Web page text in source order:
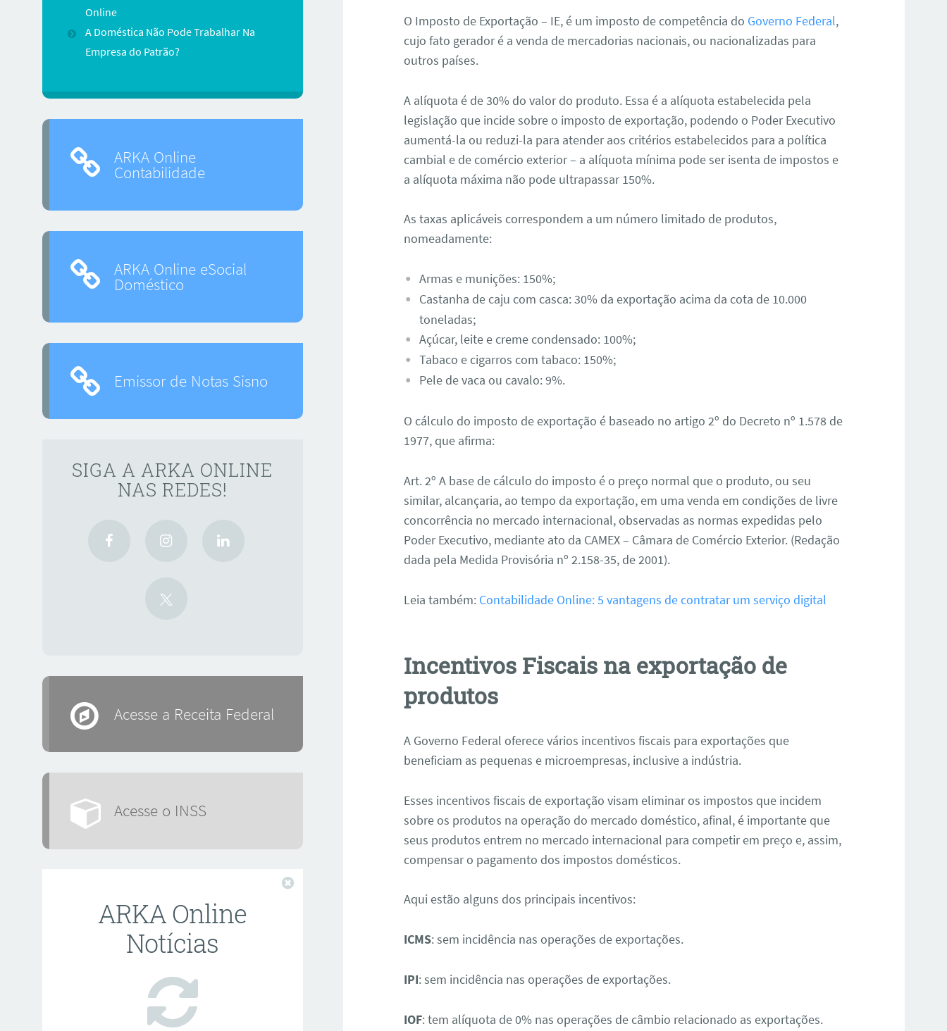
O Imposto de Exportação – IE, é um imposto de competência do Governo Federal,
cujo fato gerador é a venda de mercadorias nacionais, ou nacionalizadas para
outros países.
A alíquota é de 30% do valor do produto. Essa é a alíquota estabelecida pela
legislação que incide sobre o imposto de exportação, podendo o Poder Executivo
aumentá-la ou reduzi-la para atender aos critérios estabelecidos para a política
cambial e de comércio exterior – a alíquota mínima pode ser isenta de impostos e
a alíquota máxima não pode ultrapassar 150%.
As taxas aplicáveis ​​correspondem a um número limitado de produtos,
nomeadamente:
Armas e munições: 150%;
Castanha de caju com casca: 30% da exportação acima da cota de 10.000
toneladas;
Açúcar, leite e creme condensado: 100%;
Tabaco e cigarros com tabaco: 150%;
Pele de vaca ou cavalo: 9%.
O cálculo do imposto de exportação é baseado no artigo 2º do Decreto nº 1.578 de
1977, que afirma:
Art. 2º A base de cálculo do imposto é o preço normal que o produto, ou seu
similar, alcançaria, ao tempo da exportação, em uma venda em condições de livre
concorrência no mercado internacional, observadas as normas expedidas pelo
Poder Executivo, mediante ato da CAMEX – Câmara de Comércio Exterior. (Redação
dada pela Medida Provisória nº 2.158-35, de 2001).
Leia também: Contabilidade Online: 5 vantagens de contratar um serviço digital
Incentivos Fiscais na exportação de
produtos
A Governo Federal oferece vários incentivos fiscais para exportações que
beneficiam as pequenas e microempresas, inclusive a indústria.
Esses incentivos fiscais de exportação visam eliminar os impostos que incidem
sobre os produtos na operação do mercado doméstico, afinal, é importante que
seus produtos entrem no mercado internacional para competir em preço e, assim,
compensar o pagamento dos impostos domésticos.
Aqui estão alguns dos principais incentivos:
ICMS: sem incidência nas operações de exportações.
IPI: sem incidência nas operações de exportações.
IOF: tem alíquota de 0% nas operações de câmbio relacionado as exportações.
Online
A Doméstica Não Pode Trabalhar Na
Empresa do Patrão?
ARKA Online
Contabilidade
ARKA Online eSocial
Doméstico
Emissor de Notas Sisno
SIGA A ARKA ONLINE
NAS REDES!
Acesse a Receita Federal
Acesse o INSS
ARKA Online
Notícias